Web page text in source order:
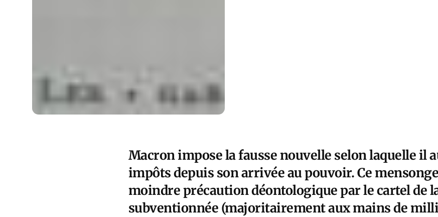
Macron impose la fausse nouvelle selon laquelle il
impôts depuis son arrivée au pouvoir. Ce
moindre précaution déontologique par le cartel de
subventionnée (majoritairement aux mains de